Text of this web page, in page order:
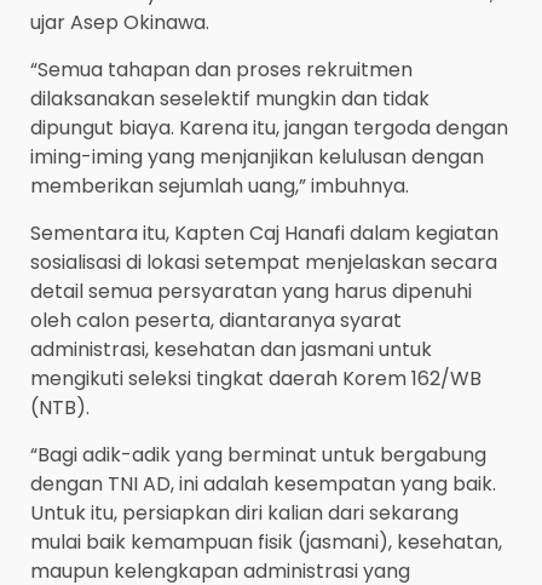
ujar Asep Okinawa.
“Semua tahapan dan proses rekruitmen
dilaksanakan seselektif mungkin dan tidak
dipungut biaya. Karena itu, jangan tergoda dengan
iming-iming yang menjanjikan kelulusan dengan
memberikan sejumlah uang,” imbuhnya.
Sementara itu, Kapten Caj Hanafi dalam kegiatan
sosialisasi di lokasi setempat menjelaskan secara
detail semua persyaratan yang harus dipenuhi
oleh calon peserta, diantaranya syarat
administrasi, kesehatan dan jasmani untuk
mengikuti seleksi tingkat daerah Korem 162/WB
(NTB).
“Bagi adik-adik yang berminat untuk bergabung
dengan TNI AD, ini adalah kesempatan yang baik.
Untuk itu, persiapkan diri kalian dari sekarang
mulai baik kemampuan fisik (jasmani), kesehatan,
maupun kelengkapan administrasi yang